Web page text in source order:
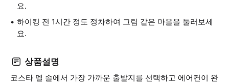
요.
하이킹 전 1시간 정도 정차하여 그림 같은 마을을 둘러보세
요.
상품설명
코스타 델 솔에서 가장 가까운 출발지를 선택하고 에어컨이 완